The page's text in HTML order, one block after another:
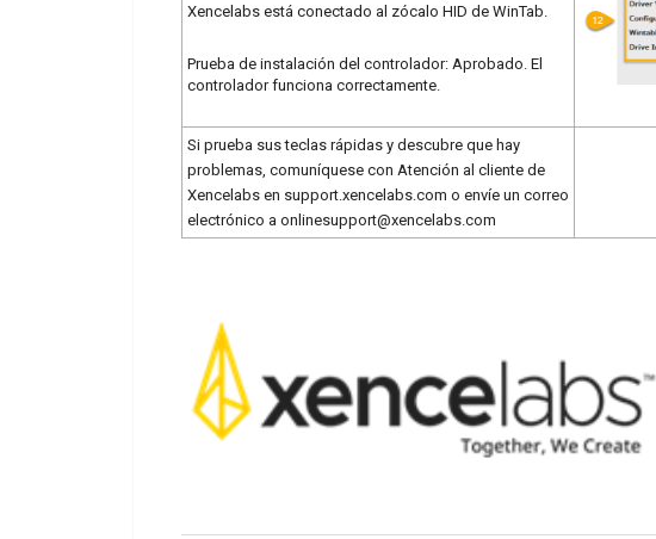
Xencelabs está conectado al zócalo HID de WinTab.
Prueba de instalación del controlador: Aprobado. El
controlador funciona correctamente.
Si prueba sus teclas rápidas y descubre que hay
problemas, comuníquese con Atención al cliente de
Xencelabs en support.xencelabs.com o envíe un correo
electrónico a onlinesupport@xencelabs.com